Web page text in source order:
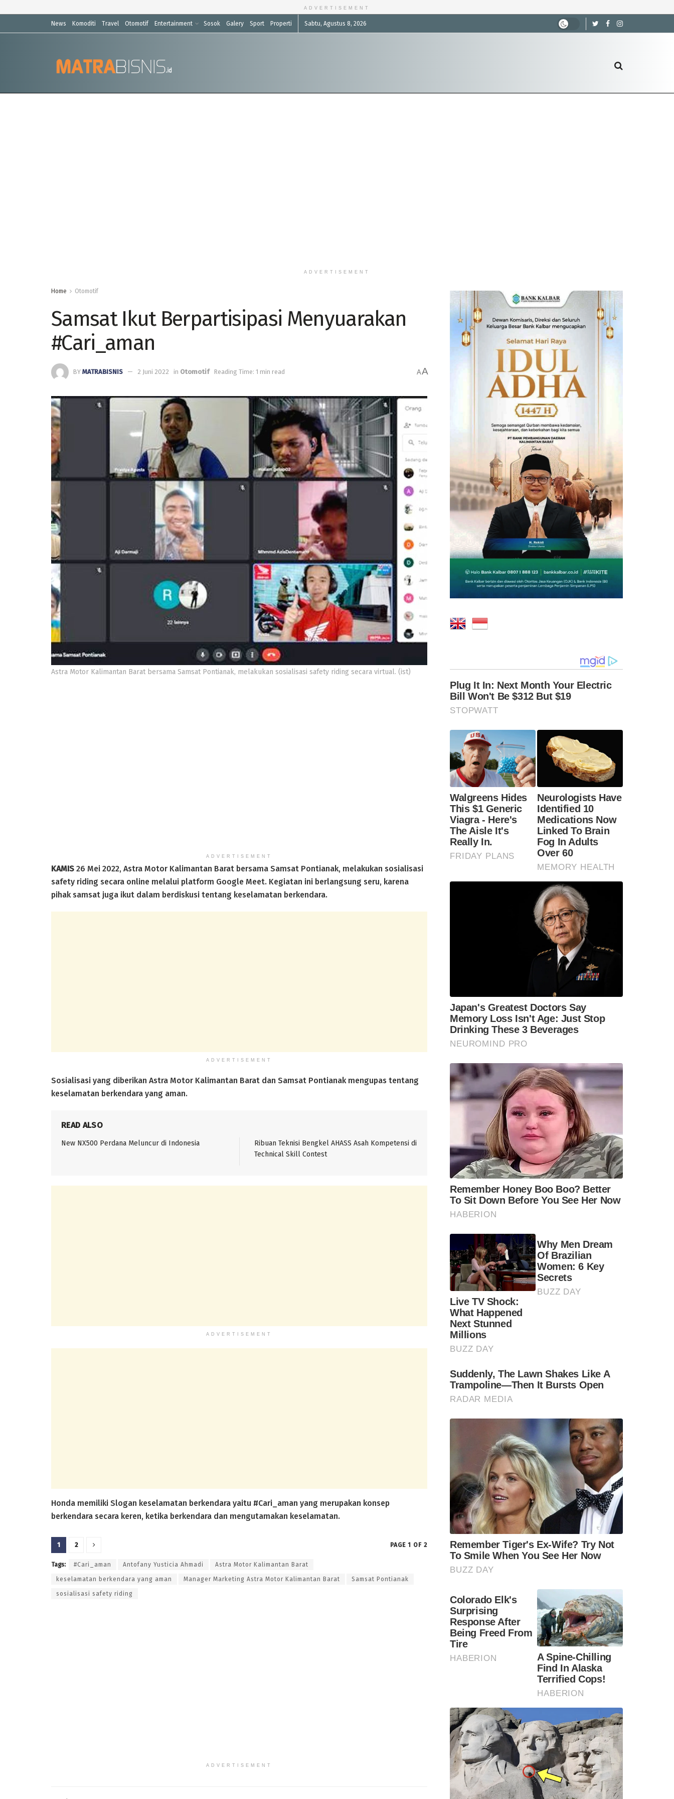
ADVERTISEMENT
News Komoditi Travel Otomotif Entertainment Sosok Galery Sport Properti Sabtu, Agustus 8, 2026
ADVERTISEMENT
Home Otomotif
Samsat Ikut Berpartisipasi Menyuarakan
#Cari_aman
BY MATRABISNIS 2 Juni 2022 in Otomotif Reading Time: 1 min read AA
Astra Motor Kalimantan Barat bersama Samsat Pontianak, melakukan sosialisasi safety riding secara virtual. (ist)
ADVERTISEMENT
KAMIS 26 Mei 2022, Astra Motor Kalimantan Barat bersama Samsat Pontianak, melakukan sosialisasi
safety riding secara online melalui platform Google Meet. Kegiatan ini berlangsung seru, karena
pihak samsat juga ikut dalam berdiskusi tentang keselamatan berkendara.
ADVERTISEMENT
Sosialisasi yang diberikan Astra Motor Kalimantan Barat dan Samsat Pontianak mengupas tentang
keselamatan berkendara yang aman.
READ ALSO
New NX500 Perdana Meluncur di Indonesia
Ribuan Teknisi Bengkel AHASS Asah Kompetensi di
Technical Skill Contest
ADVERTISEMENT
Honda memiliki Slogan keselamatan berkendara yaitu #Cari_aman yang merupakan konsep
berkendara secara keren, ketika berkendara dan mengutamakan keselamatan.
PAGE 1 OF 2
1 2
Tags: #Cari_aman Antofany Yusticia Ahmadi Astra Motor Kalimantan Barat
keselamatan berkendara yang aman Manager Marketing Astra Motor Kalimantan Barat Samsat Pontianak
sosialisasi safety riding
ADVERTISEMENT